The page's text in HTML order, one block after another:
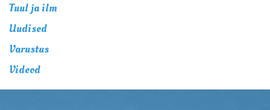
Tuul ja ilm
Uudised
Varustus
Videod